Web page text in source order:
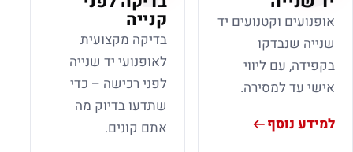
אופנועים וקטנועים יד
שנייה שנבדקו
בקפידה, עם ליווי
אישי עד למסירה.
למידע נוסף
קנייה
בדיקה מקצועית
לאופנועי יד שנייה
לפני רכישה – כדי
שתדעו בדיוק מה
אתם קונים.